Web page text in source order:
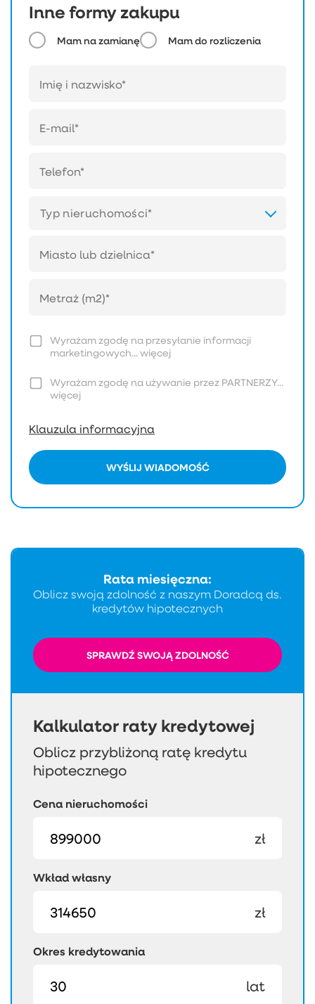
Inne formy zakupu
Mam na zamianę Mam do rozliczenia
Typ nieruchomości*
Wyrażam zgodę na przesyłanie informacji
marketingowych...więcej
Wyrażam zgodę na używanie przez PARTNERZY...
więcej
Klauzula informacyjna
WYŚLIJ WIADOMOŚĆ
Kalkulator raty kredytowej
Oblicz przybliżoną ratę kredytu
hipotecznego
Cena nieruchomości
zł
Wkład własny
zł
Okres kredytowania
lat
Rata miesięczna:
Oblicz swoją zdolność z naszym Doradcą ds.
kredytów hipotecznych
SPRAWDŹ SWOJĄ ZDOLNOŚĆ